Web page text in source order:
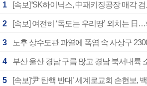
1 [속보]“SK하이닉스, 中패키징공장 매각
2
3 노후 상수도관 파열에 폭염 속 사상구
4
5 [속보]‘尹 탄핵 반대’ 세계로교회 손현보,